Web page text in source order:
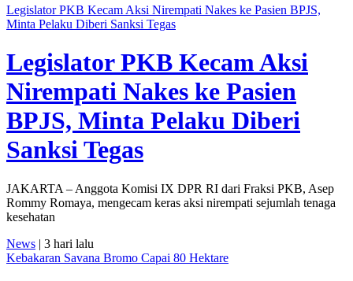
Legislator PKB Kecam Aksi Nirempati Nakes ke Pasien BPJS,
Minta Pelaku Diberi Sanksi Tegas
Legislator PKB Kecam Aksi
Nirempati Nakes ke Pasien
BPJS, Minta Pelaku Diberi
Sanksi Tegas
JAKARTA – Anggota Komisi IX DPR RI dari Fraksi PKB, Asep
Rommy Romaya, mengecam keras aksi nirempati sejumlah tenaga
kesehatan
News | 3 hari lalu
Kebakaran Savana Bromo Capai 80 Hektare